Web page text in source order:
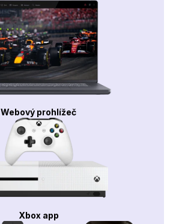
Webový prohlížeč
Xbox app